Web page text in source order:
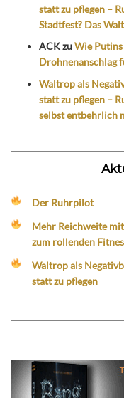
statt zu pflegen –
Stadtfest? Das
ACKzuWie
Drohnenanschlag
Waltrop als
statt zu pflegen –
selbst entbehrlich
Der Ruhrpilot
Mehr Reichweite
zum rollenden
Waltrop als
statt zu pflegen